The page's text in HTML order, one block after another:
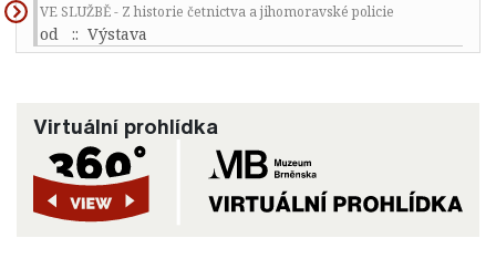
VE SLUŽBĚ - Z historie četnictva a jihomoravské policie
od :: Výstava
Virtuální prohlídka